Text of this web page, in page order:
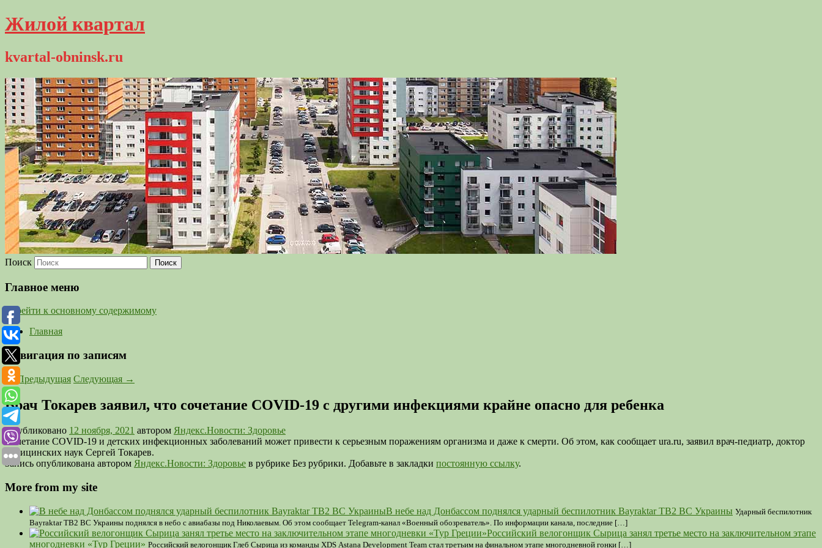
Жилой квартал
kvartal-obninsk.ru
Поиск
Главное меню
Перейти к основному содержимому
Главная
Навигация по записям
←Предыдущая Следующая →
Врач Токарев заявил, что сочетание COVID-19 с другими инфекциями крайне опасно для ребенка
Опубликовано 12 ноября, 2021 автором Яндекс.Новости: Здоровье
Сочетание COVID-19 и детских инфекционных заболеваний может привести к серьезным поражениям организма и даже к смерти. Об этом, как сообщает ura.ru, заявил врач-педиатр, доктор
медицинских наук Сергей Токарев.
Запись опубликована автором Яндекс.Новости: Здоровье в рубрике Без рубрики. Добавьте в закладки постоянную ссылку.
More from my site
В небе над Донбассом поднялся ударный беспилотник Bayraktar TB2 ВС Украины Ударный беспилотник
Bayraktar TB2 ВС Украины поднялся в небо с авиабазы под Николаевым. Об этом сообщает Telegram-канал «Военный обозреватель». По информации канала, последние […]
Российский велогонщик Сырица занял третье место на заключительном этапе
многодневки «Тур Греции» Российский велогонщик Глеб Сырица из команды XDS Astana Development Team стал третьим на финальном этапе многодневной гонки […]